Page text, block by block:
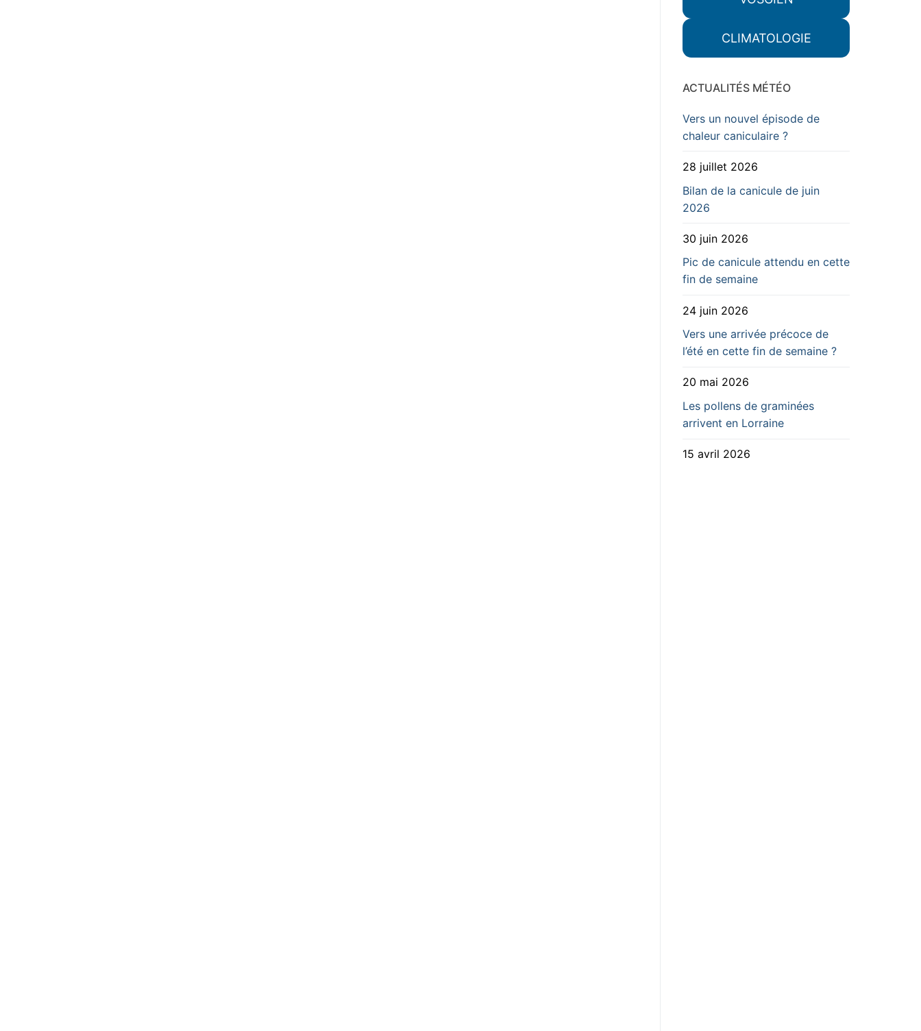
CLIMATOLOGIE
ACTUALITÉS MÉTÉO
Vers un nouvel épisode de
chaleur caniculaire ?
28 juillet 2026
Bilan de la canicule de juin
2026
30 juin 2026
Pic de canicule attendu en cette
fin de semaine
24 juin 2026
Vers une arrivée précoce de
l’été en cette fin de semaine ?
20 mai 2026
Les pollens de graminées
arrivent en Lorraine
15 avril 2026